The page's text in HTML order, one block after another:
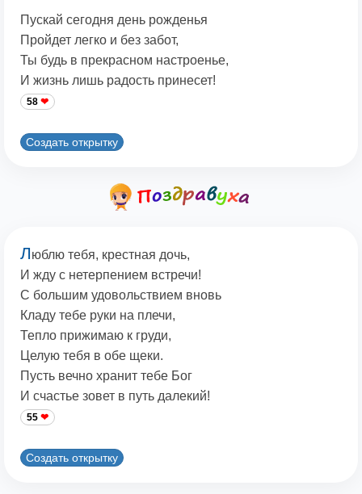
Пускай сегодня день рожденья
Пройдет легко и без забот,
Ты будь в прекрасном настроенье,
И жизнь лишь радость принесет!
58
Создать открытку
Люблю тебя, крестная дочь,
И жду с нетерпением встречи!
С большим удовольствием вновь
Кладу тебе руки на плечи,
Тепло прижимаю к груди,
Целую тебя в обе щеки.
Пусть вечно хранит тебе Бог
И счастье зовет в путь далекий!
55
Создать открытку